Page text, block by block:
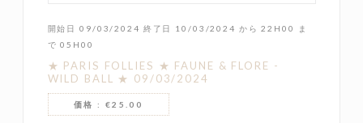
開始日 09/03/2024 終了日 10/03/2024 から 22H00 ま
で 05H00
★ PARIS FOLLIES ★ FAUNE & FLORE -
WILD BALL ★ 09/03/2024
価格 : €25.00